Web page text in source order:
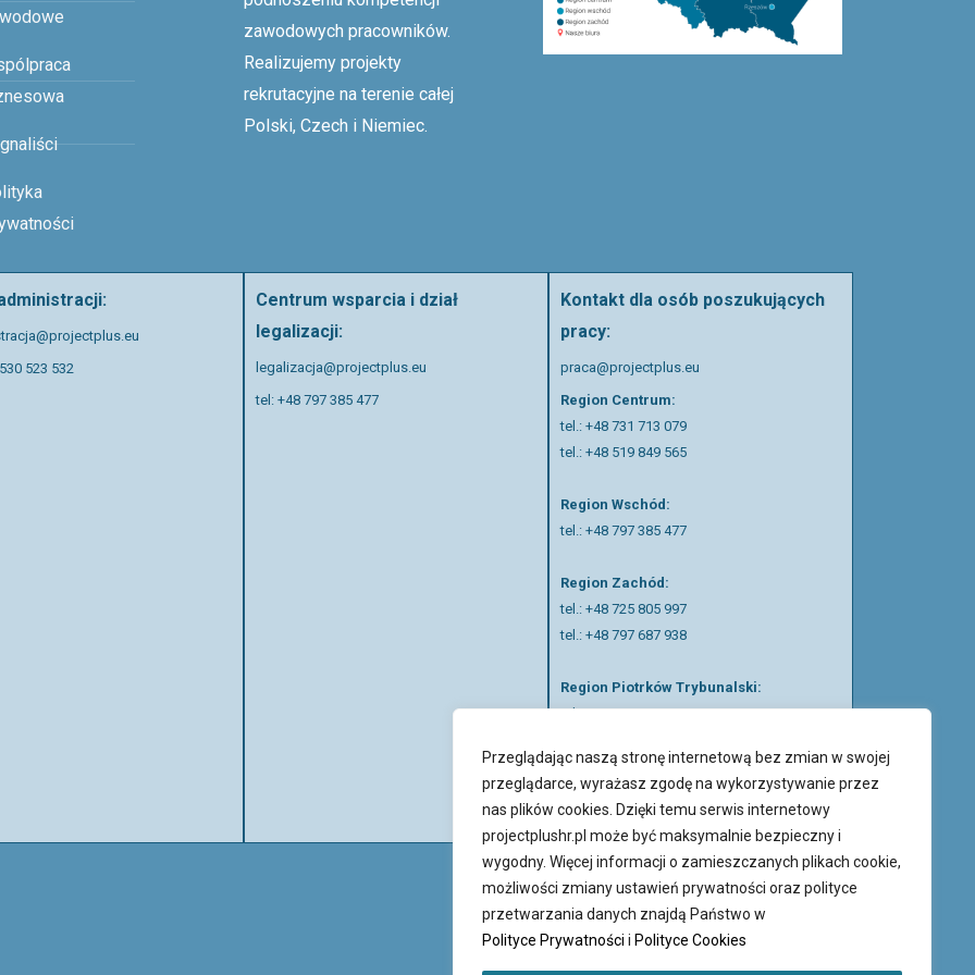
Przeglądając naszą stronę internetową bez zmian w swojej
przeglądarce, wyrażasz zgodę na wykorzystywanie przez
nas plików cookies. Dzięki temu serwis internetowy
projectplushr.pl może być maksymalnie bezpieczny i
wygodny. Więcej informacji o zamieszczanych plikach cookie,
możliwości zmiany ustawień prywatności oraz polityce
przetwarzania danych znajdą Państwo w
Polityce Prywatności i Polityce Cookies
zawodowych pracowników.
Realizujemy projekty
rekrutacyjne na terenie całej
Polski, Czech i Niemiec.
523 532
Centrum wsparcia i dział
legalizacji:
legalizacja@projectplus.eu
tel: +48 797 385 477
Kontakt dla osób poszukujących
pracy:
praca@projectplus.eu
Region Centrum:
tel.: +48 731 713 079
tel.: +48 519 849 565
Region Wschód:
tel.: +48 797 385 477
Region Zachód:
tel.: +48 725 805 997
tel.: +48 797 687 938
Region Piotrków Trybunalski:
tel.:+48 511 057 121
Nasi rekruterzy mówią w języku polskim,
ukraińskim, rosyjskim oraz angielskim.